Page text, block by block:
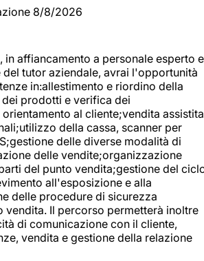
8/8/2026
in affiancamento a personale esperto e
tutor aziendale, avrai l'opportunità
in:allestimento e riordino della
prodotti e verifica dei
al cliente;vendita assistita
della cassa, scanner per
delle diverse modalità di
delle vendite;organizzazione
del punto vendita;gestione del
all'esposizione e alla
delle procedure di sicurezza
vendita. Il percorso permetterà inoltre
di comunicazione con il cliente,
vendita e gestione della relazione